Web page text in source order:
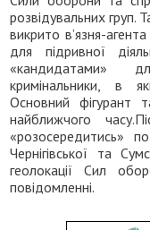
розвідувальних груп.
викрито в’язня-
для підривної
«кандидатами»
кримінальники, в
Основний
найближчого
«розосередитись»
Чернігівської та
геолокації Сил
повідомленні.